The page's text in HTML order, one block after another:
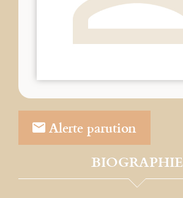
Alerte parution
BIOGRAPHIE